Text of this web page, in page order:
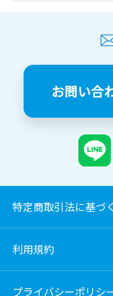
お問い合
特定商取引法に基づ
利用規約
プライバシーポリシ